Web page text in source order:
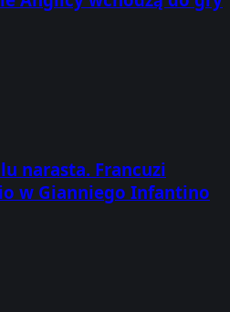
narasta. Francuzi
w Gianniego Infantino